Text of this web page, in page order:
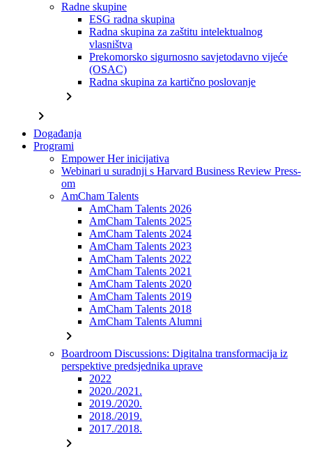
Radne skupine
ESG radna skupina
Radna skupina za zaštitu intelektualnog
vlasništva
Prekomorsko sigurnosno savjetodavno vijeće
(OSAC)
Radna skupina za kartično poslovanje
chevron_right
chevron_right
Događanja
Programi
Empower Her inicijativa
Webinari u suradnji s Harvard Business Review Press-
om
AmCham Talents
AmCham Talents 2026
AmCham Talents 2025
AmCham Talents 2024
AmCham Talents 2023
AmCham Talents 2022
AmCham Talents 2021
AmCham Talents 2020
AmCham Talents 2019
AmCham Talents 2018
AmCham Talents Alumni
chevron_right
Boardroom Discussions: Digitalna transformacija iz
perspektive predsjednika uprave
2022
2020./2021.
2019./2020.
2018./2019.
2017./2018.
chevron_right